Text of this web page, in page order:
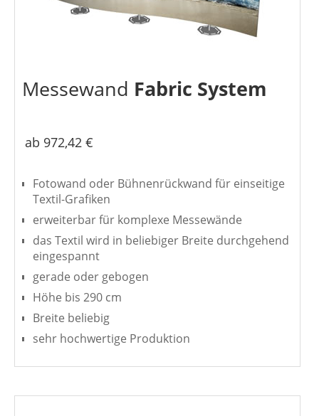
Messewand Fabric System
ab 972,42 €
Fotowand oder Bühnenrückwand für einseitige
Textil-Grafiken
erweiterbar für komplexe Messewände
das Textil wird in beliebiger Breite durchgehend
eingespannt
gerade oder gebogen
Höhe bis 290 cm
Breite beliebig
sehr hochwertige Produktion